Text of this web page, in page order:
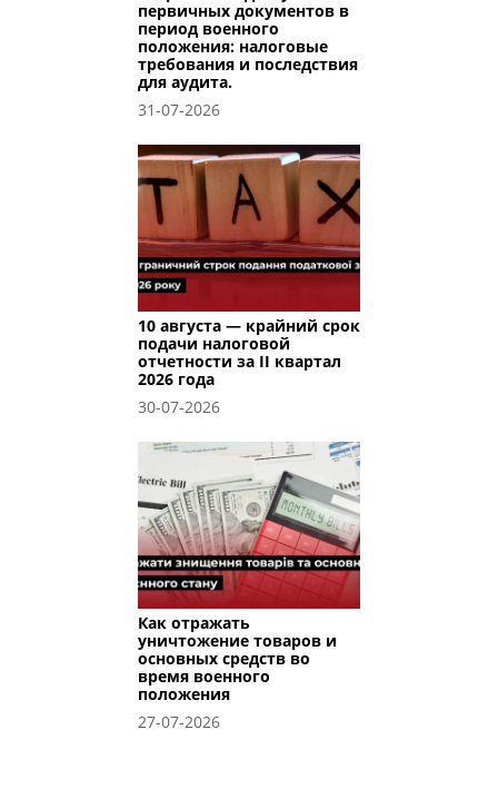
первичных документов в
период военного
положения: налоговые
требования и последствия
для аудита.
31-07-2026
10 августа — крайний срок
подачи налоговой
отчетности за II квартал
2026 года
30-07-2026
Как отражать
уничтожение товаров и
основных средств во
время военного
положения
27-07-2026